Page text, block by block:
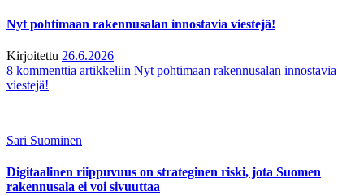
Nyt pohtimaan rakennusalan innostavia viestejä!
Kirjoitettu 26.6.2026
8 kommenttia artikkeliin Nyt pohtimaan rakennusalan innostavia
viestejä!
Sari Suominen
Digitaalinen riippuvuus on strateginen riski, jota Suomen
rakennusala ei voi sivuuttaa